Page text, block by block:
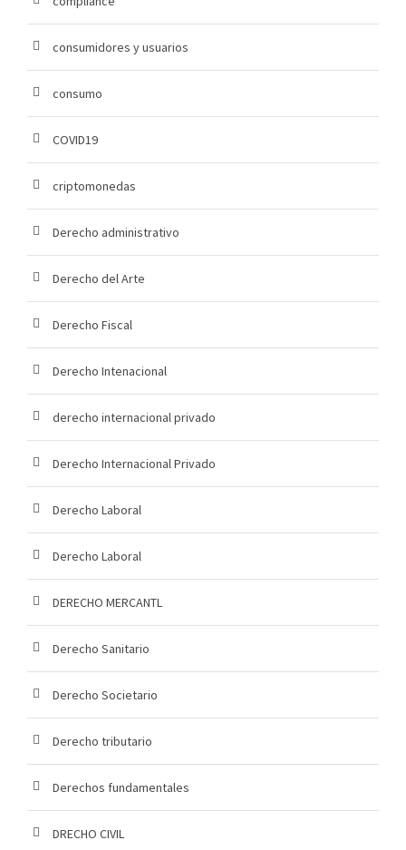
consumidores y usuarios
consumo
COVID19
criptomonedas
Derecho administrativo
Derecho del Arte
Derecho Fiscal
Derecho Intenacional
derecho internacional privado
Derecho Internacional Privado
Derecho Laboral
Derecho Laboral
DERECHO MERCANTL
Derecho Sanitario
Derecho Societario
Derecho tributario
Derechos fundamentales
DRECHO CIVIL